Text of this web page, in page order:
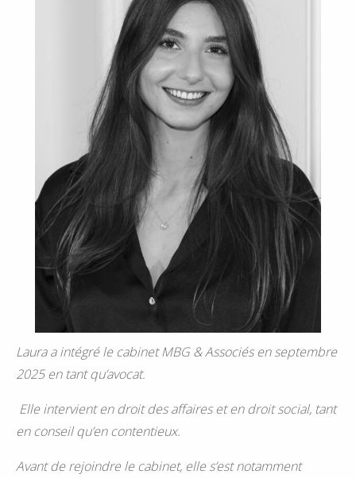
Laura a intégré le cabinet MBG & Associés en septembre
2025 en tant qu’avocat.
Elle intervienten droit des affaires et en droit social, tant
en conseil qu’en contentieux.
Avant de rejoindre le cabinet, elle s’est notamment